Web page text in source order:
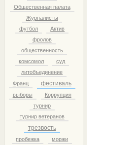
Общественная палата
Журналисты
футбол
Актив
фролов
общественность
комсомол
суд
литобъединение
Франц
фестиваль
выборы
Коррупция
турнир
турнир ветеранов
трезвость
пробежка
моржи